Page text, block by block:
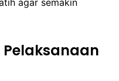
agar semakin